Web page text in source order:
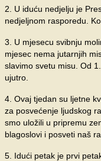
2. U iduću nedjelju je
nedjeljnom rasporedu.
3. U mjesecu svibnju
mjesec nema jutarnjih
slavimo svetu misu. Od
ujutro.
4. Ovaj tjedan su ljetne
za posvećenje ljudskog
smo uložili u pripremu
blagoslovi i posveti naš
5. Idući petak je prvi